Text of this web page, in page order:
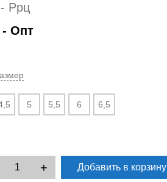
- Ррц
- Опт
5 5,5 6 6,5
+ Добавить в корзину